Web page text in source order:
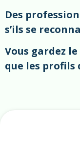
Des
s’ils se
Vous gardez
que les profils